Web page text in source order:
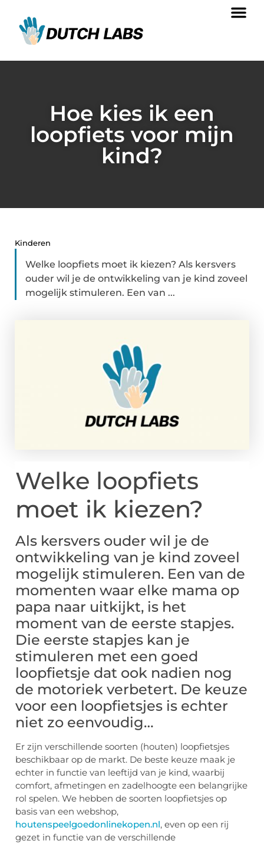
Hoe kies ik een
loopfiets voor mijn
kind?
Kinderen
Welke loopfiets moet ik kiezen? Als kersvers
ouder wil je de ontwikkeling van je kind zoveel
mogelijk stimuleren. Een van ...
Welke loopfiets
moet ik kiezen?
Als kersvers ouder wil je de
ontwikkeling van je kind zoveel
mogelijk stimuleren. Een van de
momenten waar elke mama op
papa naar uitkijkt, is het
moment van de eerste stapjes.
Die eerste stapjes kan je
stimuleren met een goed
loopfietsje dat ook nadien nog
de motoriek verbetert. De keuze
voor een loopfietsjes is echter
niet zo eenvoudig…
Er zijn verschillende soorten (houten) loopfietsjes
beschikbaar op de markt. De beste keuze maak je
echter in functie van leeftijd van je kind, waarbij
comfort, afmetingen en zadelhoogte een belangrijke
rol spelen. We hebben de soorten loopfietsjes op
basis van een webshop,
houtenspeelgoedonlinekopen.nl, even op een rij
gezet in functie van de verschillende